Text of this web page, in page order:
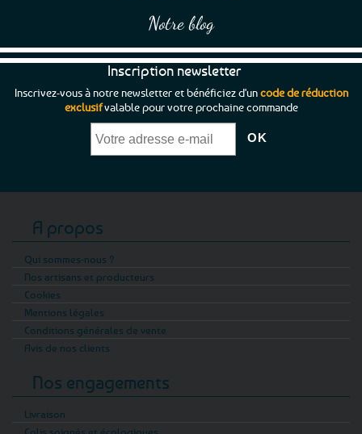
Notre blog
Inscription newsletter
Inscrivez-vous à notre newsletter et bénéficiez d'uncode de réduction
exclusifvalable pour votre prochaine commande
A propos
Qui sommes-nous ?
Nos artisans et producteurs
Cookies
Mentions légales
Conditions générales de vente
Avis de nos clients
Nos engagements
Livraison